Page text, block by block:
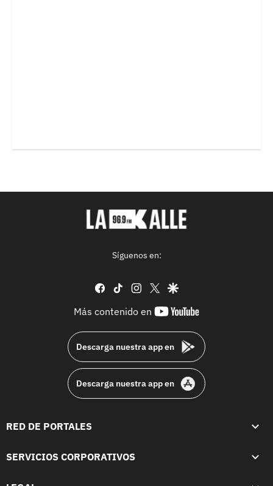
Síguenos en:
facebook
tiktok instagram
twittergoogle
Más contenido en
youtube-
Descarga nuestra app en
Descarga nuestra app en
RED DE PORTALES
SERVICIOS CORPORATIVOS